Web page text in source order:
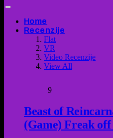
Home
Recenzije
Flat
VR
Video Recenzije
View All
9
Beast of
(Game) Freak off